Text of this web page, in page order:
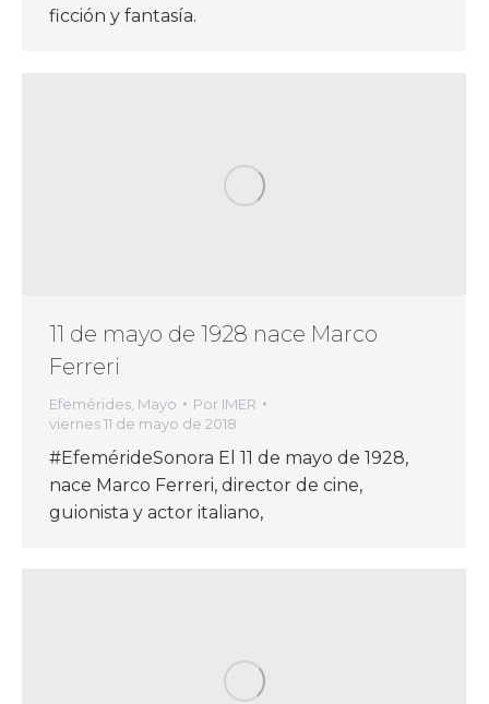
ficción y fantasía.
11 de mayo de 1928 nace Marco
Ferreri
Efemérides Mayo Por IMER
viernes 11 de mayo de 2018
#EfemérideSonora El 11 de mayo de 1928,
nace Marco Ferreri, director de cine,
guionista y actor italiano,